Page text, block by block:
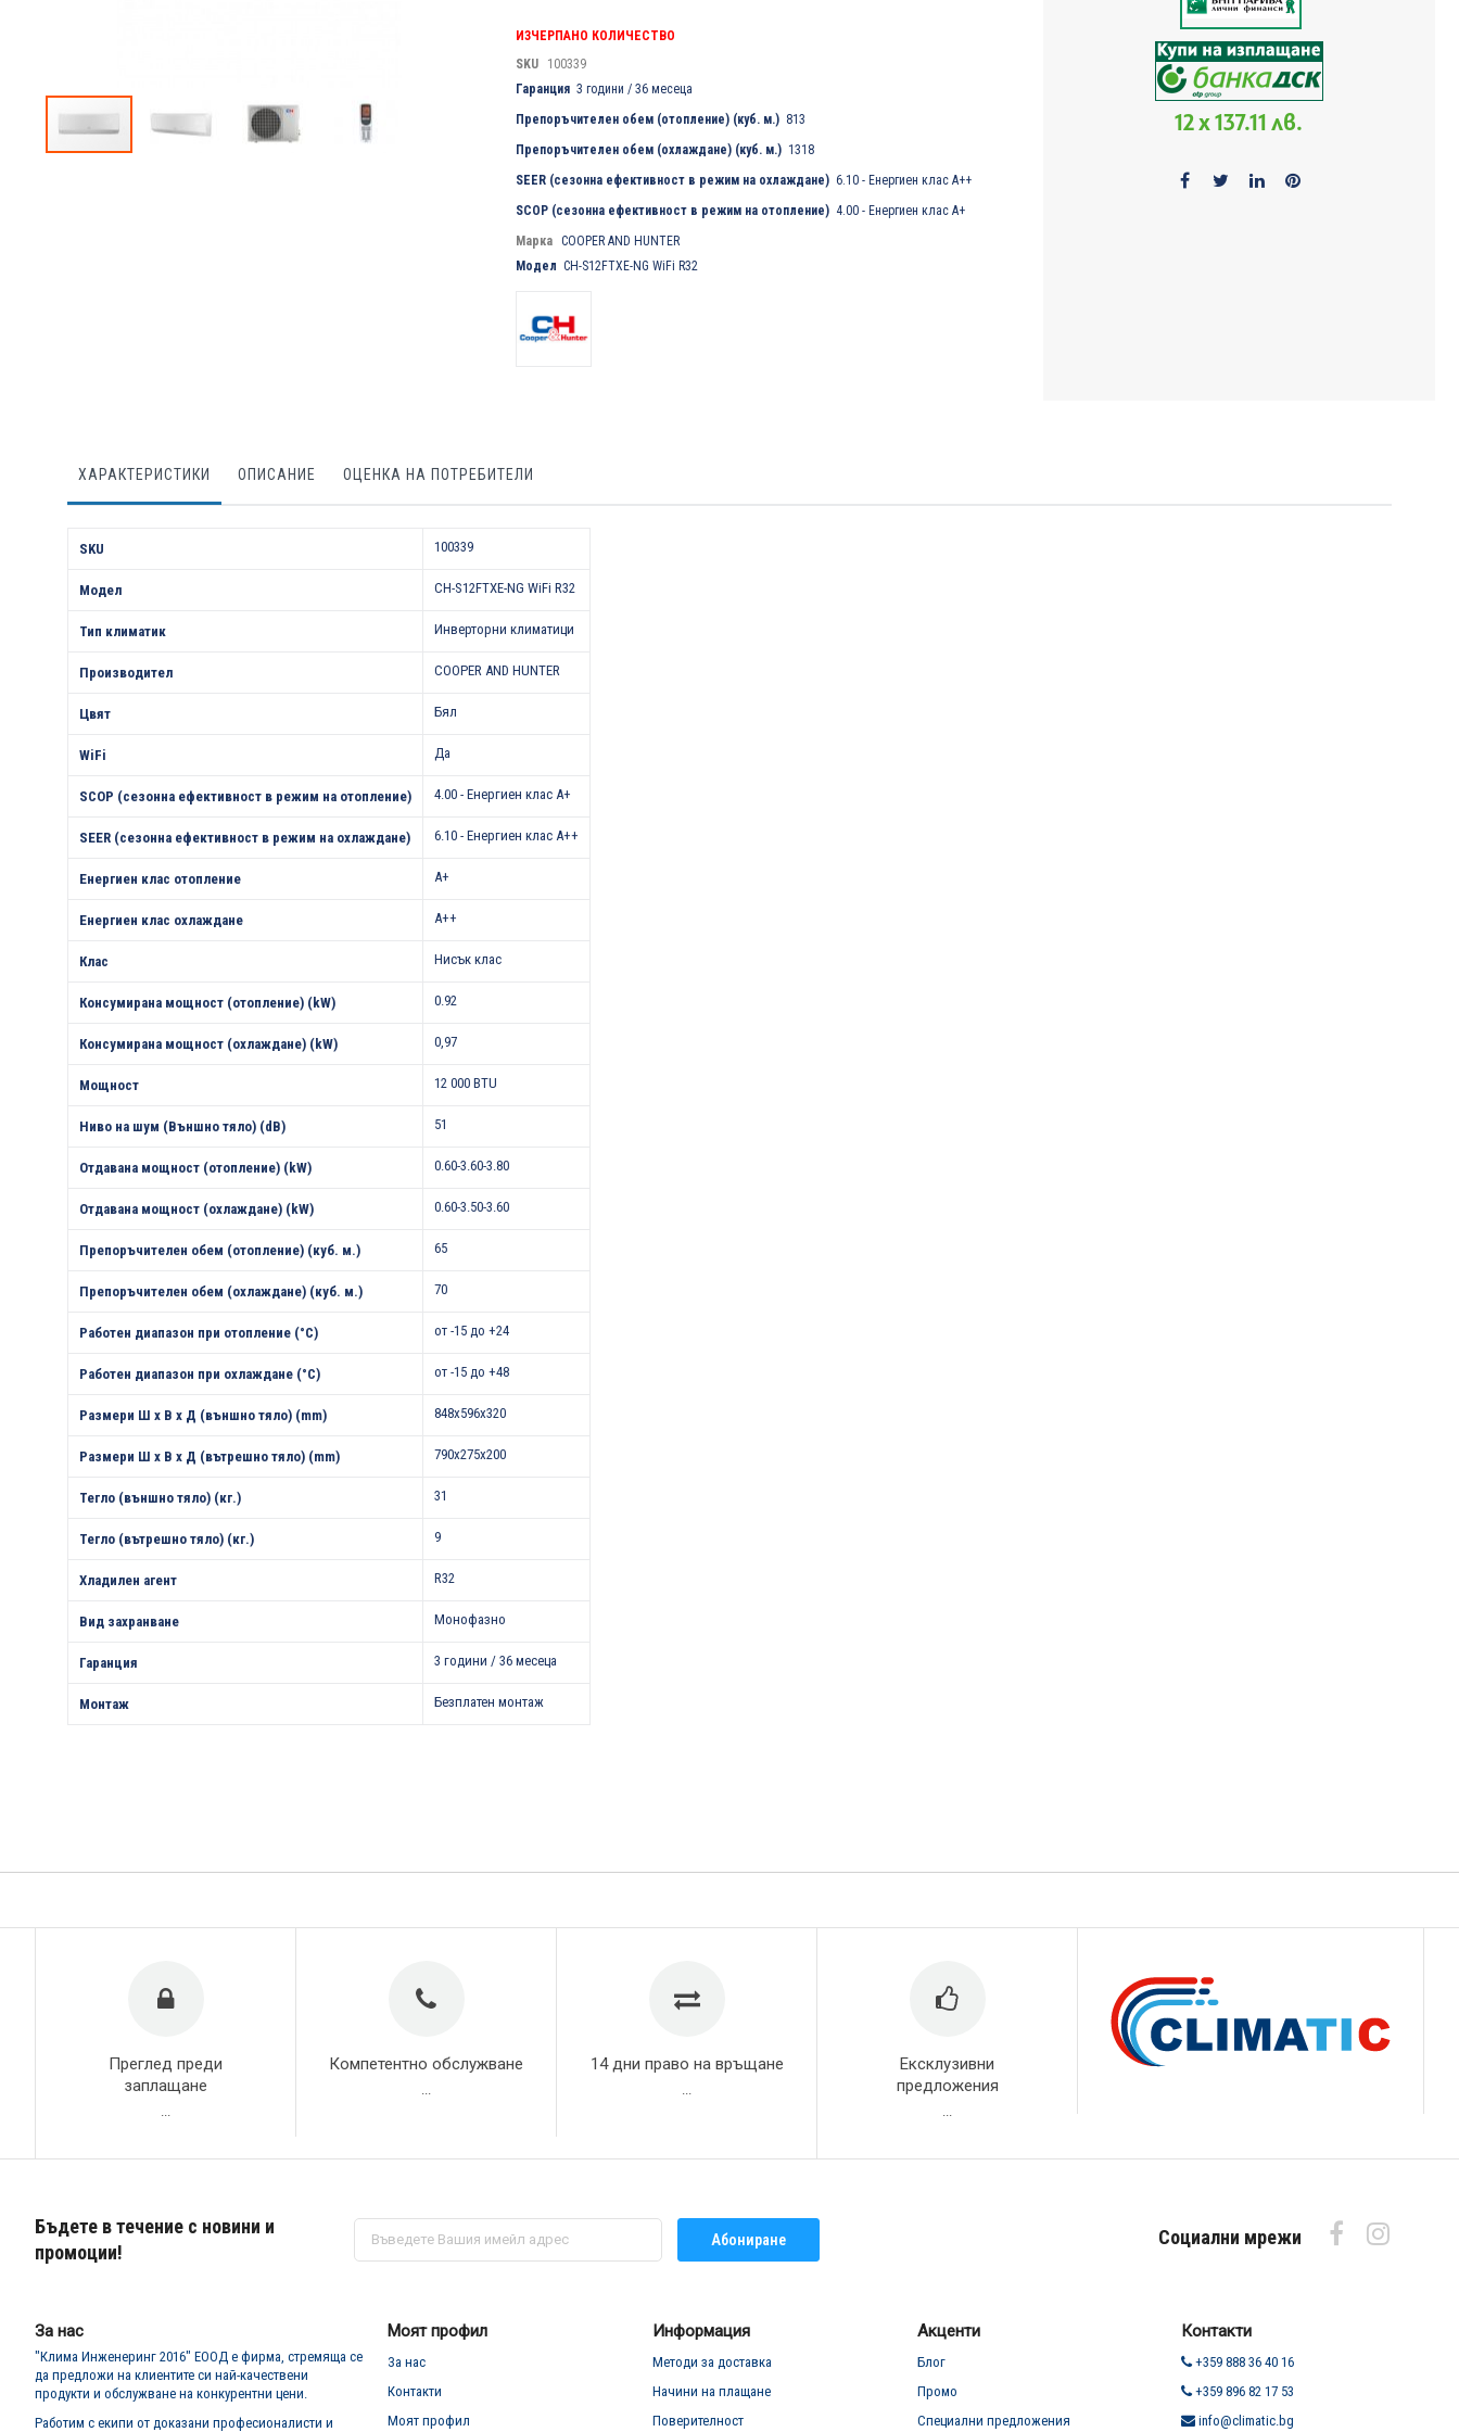
ИЗЧЕРПАНО КОЛИЧЕСТВО
SKU
100339
Гаранция 3 години / 36 месеца
Препоръчителен обем (отопление) (куб. м.) 813
Препоръчителен обем (охлаждане) (куб. м.) 1318
SEER (сезонна ефективност в режим на охлаждане) 6.10 - Енергиен клас A++
SCOP (сезонна ефективност в режим на отопление) 4.00 - Енергиен клас A+
Марка COOPER AND HUNTER
Модел CH-S12FTXE-NG WiFi R32
12 x 137.11 лв.
ХАРАКТЕРИСТИКИ ОПИСАНИЕ ОЦЕНКА НА ПОТРЕБИТЕЛИ
SKU
100339
Модел CH-S12FTXE-NG WiFi R32
Тип климатик Инверторни климатици
Производител COOPER AND HUNTER
Цвят Бял
WiFi Да
SCOP (сезонна ефективност в режим на отопление) 4.00 - Енергиен клас A+
SEER (сезонна ефективност в режим на охлаждане) 6.10 - Енергиен клас A++
Енергиен клас отопление A+
Енергиен клас охлаждане A++
Клас Нисък клас
Консумирана мощност (отопление) (kW) 0.92
Консумирана мощност (охлаждане) (kW) 0,97
Мощност 12 000 BTU
Ниво на шум (Външно тяло) (dB) 51
Отдавана мощност (отопление) (kW) 0.60-3.60-3.80
Отдавана мощност (охлаждане) (kW) 0.60-3.50-3.60
Препоръчителен обем (отопление) (куб. м.) 65
Препоръчителен обем (охлаждане) (куб. м.) 70
Работен диапазон при отопление (°С) от -15 до +24
Работен диапазон при охлаждане (°С) от -15 до +48
Размери Ш х В х Д (външно тяло) (mm) 848x596x320
Размери Ш х В х Д (вътрешно тяло) (mm) 790x275x200
Тегло (външно тяло) (кг.) 31
Тегло (вътрешно тяло) (кг.) 9
Хладилен агент R32
Вид захранване Монофазно
Гаранция 3 години / 36 месеца
Монтаж Безплатен монтаж
Преглед преди
заплащане
Компетентно обслужване 14 дни право на връщане
Ексклузивни
предложения
Бъдете в течение с новини и
промоции!
Абонирай
за
Абониране Социални мрежи
За нас
"Клима Инженеринг 2016" ЕООД е фирма, стремяща се
да предложи на клиентите си най-качествени
продукти и обслужване на конкурентни цени.
Работим с екипи от доказани професионалисти и
Моят профил
За нас
Контакти
Моят профил
Информация
Методи за доставка
Начини на плащане
Поверителност
Акценти
Блог
Промо
Специални предложения
Контакти
+359 888 36 40 16
+359 896 82 17 53
info@climatic.bg